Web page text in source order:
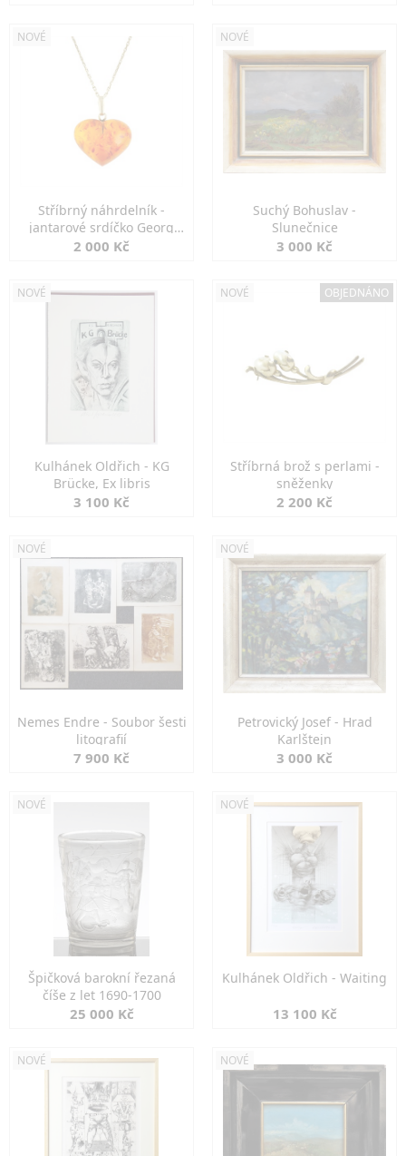
NOVÉ
Stříbrný náhrdelník -
jantarové srdíčko Georg
Kramer
2 000 Kč
NOVÉ
Suchý Bohuslav -
Slunečnice
3 000 Kč
NOVÉ
Kulhánek Oldřich - KG
Brücke, Ex libris
3 100 Kč
NOVÉ OBJEDNÁNO
Stříbrná brož s perlami -
sněženky
2 200 Kč
NOVÉ
Nemes Endre - Soubor šesti
litografií
7 900 Kč
NOVÉ
Petrovický Josef - Hrad
Karlštejn
3 000 Kč
NOVÉ
Špičková barokní řezaná
číše z let 1690-1700
25 000 Kč
NOVÉ
Kulhánek Oldřich - Waiting
13 100 Kč
NOVÉ NOVÉ